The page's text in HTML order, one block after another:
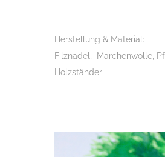
Herstellung & Material:
Filznadel, Märchenwolle,
Holzständer